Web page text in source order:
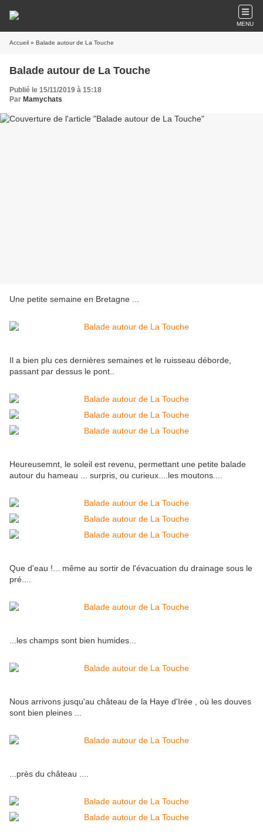
MENU
Accueil » Balade autour de La Touche
Balade autour de La Touche
Publié le 15/11/2019 à 15:18
Par Mamychats
Une petite semaine en Bretagne ...
Il a bien plu ces dernières semaines et le ruisseau déborde,
passant par dessus le pont..
Heureusemnt, le soleil est revenu, permettant une petite balade
autour du hameau ... surpris, ou curieux....les moutons....
Que d'eau !... même au sortir de l'évacuation du drainage sous le
pré....
...les champs sont bien humides...
Nous arrivons jusqu'au château de la Haye d'Irée , où les douves
sont bien pleines ...
...près du château ....